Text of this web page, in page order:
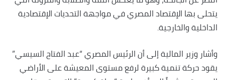
يتحلى بها الإقتصاد المصري في مواجهة التحديات الإقتصادية
الداخلية والخارجية.
وأشار وزير المالية إلى أن الرئيس المصري “عبد الفتاح السيسي”
يقود حركة تنمية كبيرة لرفع مستوى المعيشة على الأراضي